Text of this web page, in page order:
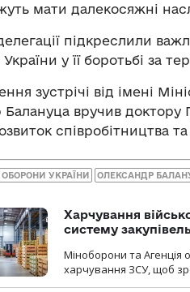
мати далекосяжні
підкреслили
у її боротьбі за
зустрічі від імені
вручив доктору
співробітництва
ОБОРОНИ УКРАЇНИ ОЛЕКСАНДР
Харчування
систему
Міноборони та
харчування ЗСУ, щоб